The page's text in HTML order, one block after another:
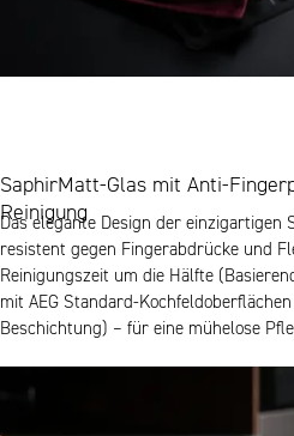
SaphirMatt-Glas mit Anti-
Reinigung
Das elegante Design der einzigartigen
resistent gegen Fingerabdrücke und
Reinigungszeit um die Hälfte
mit AEG Standard-
Beschichtung) – für eine mühelose